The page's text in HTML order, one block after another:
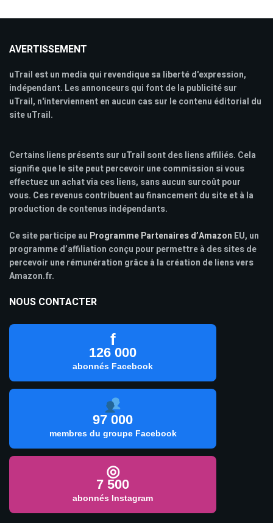
AVERTISSEMENT
uTrail est un media qui revendique sa liberté d'expression,
indépendant. Les annonceurs qui font de la publicité sur
uTrail, n'interviennent en aucun cas sur le contenu éditorial du
site uTrail.
Certains liens présents sur uTrail sont des liens affiliés. Cela
signifie que le site peut percevoir une commission si vous
effectuez un achat via ces liens, sans aucun surcoût pour
vous. Ces revenus contribuent au financement du site et à la
production de contenus indépendants.
Ce site participe au Programme Partenaires d’Amazon EU, un
programme d’affiliation conçu pour permettre à des sites de
percevoir une rémunération grâce à la création de liens vers
Amazon.fr.
NOUS CONTACTER
f
126 000
abonnés Facebook
97 000
membres du groupe Facebook
◎
7 500
abonnés Instagram